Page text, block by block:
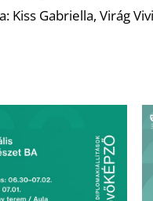
Kiss Gabriella, Virág